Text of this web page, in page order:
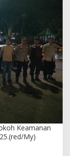
Keamanan
My)